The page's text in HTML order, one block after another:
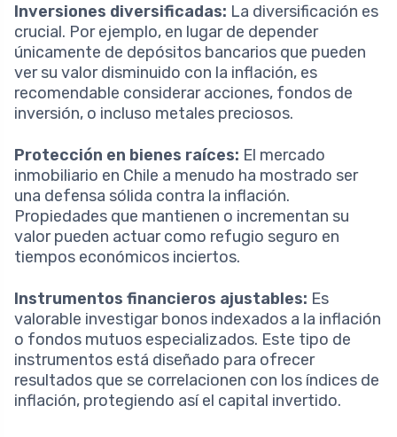
Inversiones diversificadas: La diversificación es
crucial. Por ejemplo, en lugar de depender
únicamente de depósitos bancarios que pueden
ver su valor disminuido con la inflación, es
recomendable considerar acciones, fondos de
inversión, o incluso metales preciosos.
Protección en bienes raíces: El mercado
inmobiliario en Chile a menudo ha mostrado ser
una defensa sólida contra la inflación.
Propiedades que mantienen o incrementan su
valor pueden actuar como refugio seguro en
tiempos económicos inciertos.
Instrumentos financieros ajustables: Es
valorable investigar bonos indexados a la inflación
o fondos mutuos especializados. Este tipo de
instrumentos está diseñado para ofrecer
resultados que se correlacionen con los índices de
inflación, protegiendo así el capital invertido.